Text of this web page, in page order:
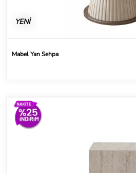
YENİ
Mabel Yan Sehpa